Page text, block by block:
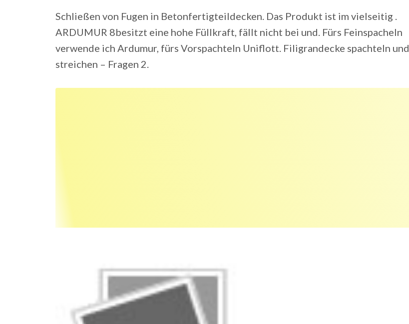
Schließen von Fugen in Betonfertigteildecken. Das Produkt ist im vielseitig .
ARDUMUR 8besitzt eine hohe Füllkraft, fällt nicht bei und. Fürs Feinspacheln
verwende ich Ardumur, fürs Vorspachteln Uniflott. Filigrandecke spachteln und
streichen – Fragen 2.